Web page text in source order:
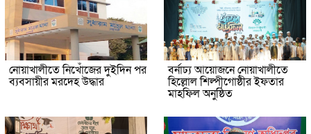
নোয়াখালীতে নিখোঁজের দুইদিন পর
ব্যবসায়ীর মরদেহ উদ্ধার
বর্নাঢ্য আয়োজনে নোয়াখালীতে
হিল্লোল শিল্পীগোষ্ঠীর ইফতার
মাহফিল অনুষ্ঠিত